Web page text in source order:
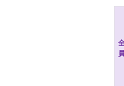
員